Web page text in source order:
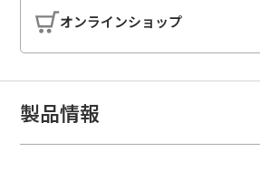
オンラインショップ
製品情報